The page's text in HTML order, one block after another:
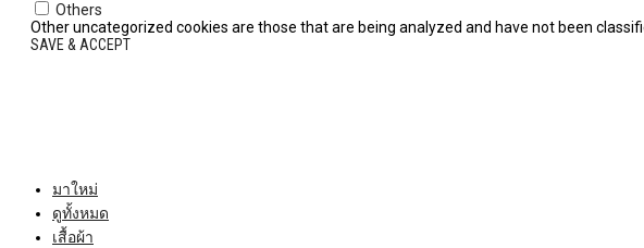
Others
Other uncategorized cookies are those that are being analyzed and have not been
SAVE & ACCEPT
มาใหม่
ดูทั้งหมด
เสื้อผ้า